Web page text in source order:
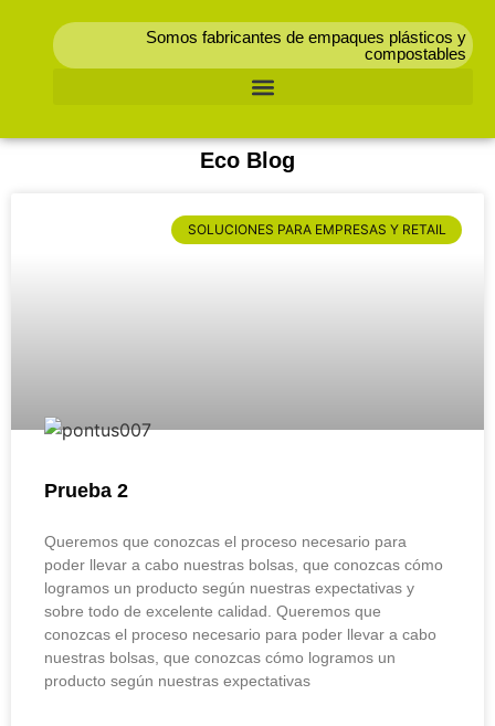
Somos fabricantes de empaques plásticos y
compostables
Eco Blog
SOLUCIONES PARA EMPRESAS Y RETAIL
Prueba 2
Queremos que conozcas el proceso necesario para
poder llevar a cabo nuestras bolsas, que conozcas cómo
logramos un producto según nuestras expectativas y
sobre todo de excelente calidad. Queremos que
conozcas el proceso necesario para poder llevar a cabo
nuestras bolsas, que conozcas cómo logramos un
producto según nuestras expectativas